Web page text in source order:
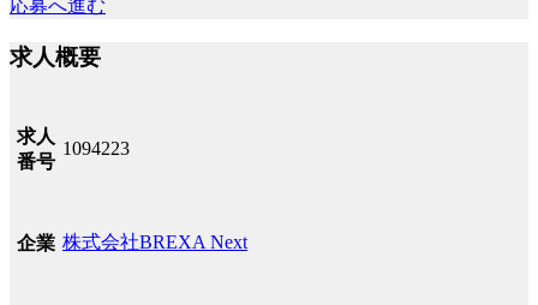
応募へ進む
求人概要
求人
番号
1094223
企業 株式会社BREXA Next